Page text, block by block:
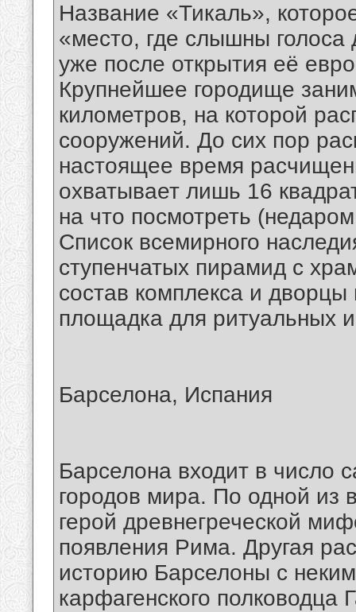
Название «Тикаль»,
«место, где слышны голоса
уже после открытия её
Крупнейшее городище
километров, на которой
сооружений. До сих пор
настоящее время
охватывает лишь 16
на что посмотреть
Список всемирного
ступенчатых пирамид с
состав комплекса и
площадка для ритуальных
Барселона, Испания
Барселона входит в число
городов мира. По одной из
герой древнегреческой
появления Рима. Другая
историю Барселоны с
карфагенского полководца